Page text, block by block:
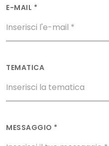
E-MAIL *
TEMATICA
MESSAGGIO *